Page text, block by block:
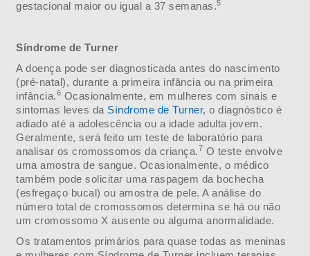
gestacional maior ou igual a 37 semanas.5
Síndrome de Turner
A doença pode ser diagnosticada antes do nascimento
(pré-natal), durante a primeira infância ou na primeira
infância.6 Ocasionalmente, em mulheres com sinais e
sintomas leves da Síndrome de Turner, o diagnóstico é
adiado até a adolescência ou a idade adulta jovem.
Geralmente, será feito um teste de laboratório para
analisar os cromossomos da criança.7 O teste envolve
uma amostra de sangue. Ocasionalmente, o médico
também pode solicitar uma raspagem da bochecha
(esfregaço bucal) ou amostra de pele. A análise do
número total de cromossomos determina se há ou não
um cromossomo X ausente ou alguma anormalidade.
Os tratamentos primários para quase todas as meninas